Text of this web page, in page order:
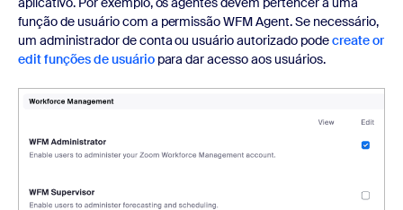
função de usuário com a permissão WFM Agent. Se necessário,
um administrador de conta ou usuário autorizado podecreate or
edit funções de usuáriopara dar acesso aos usuários.